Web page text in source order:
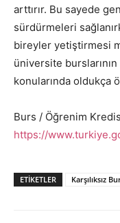
arttırır. Bu sayede
sürdürmeleri
bireyler yetiştirmesi
üniversite
konularında oldukça
Burs / Öğrenim
https://
ETIKETLER Karşılıksız